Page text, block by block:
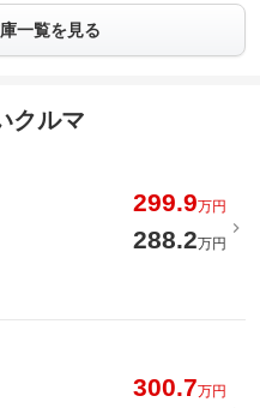
一覧を見る
クルマ
299.9万円
288.2万円
300.7万円